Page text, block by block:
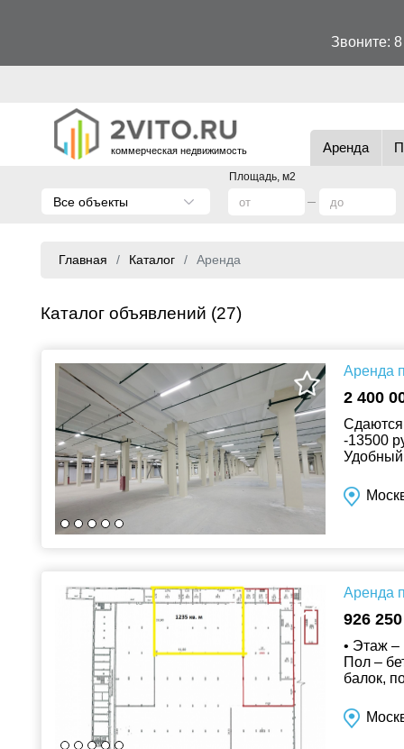
Звоните:
коммерческая недвижимость Аренда
Площадь, м2
Все объекты
Главная Каталог Аренда
Каталог объявлений (27)
Аренда
2 400
-13500
Аренда
926
• Этаж –
Пол –
балок,